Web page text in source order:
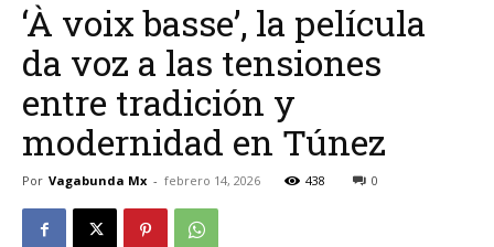
Mx
‘À voix basse’, la película
da voz a las tensiones
entre tradición y
modernidad en Túnez
Por Vagabunda Mx - febrero 14, 2026 438 0